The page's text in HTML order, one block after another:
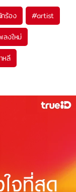
ร้อง #artist
ลงใหม่
หลี